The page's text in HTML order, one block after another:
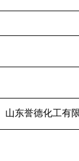
山东誉德化工有